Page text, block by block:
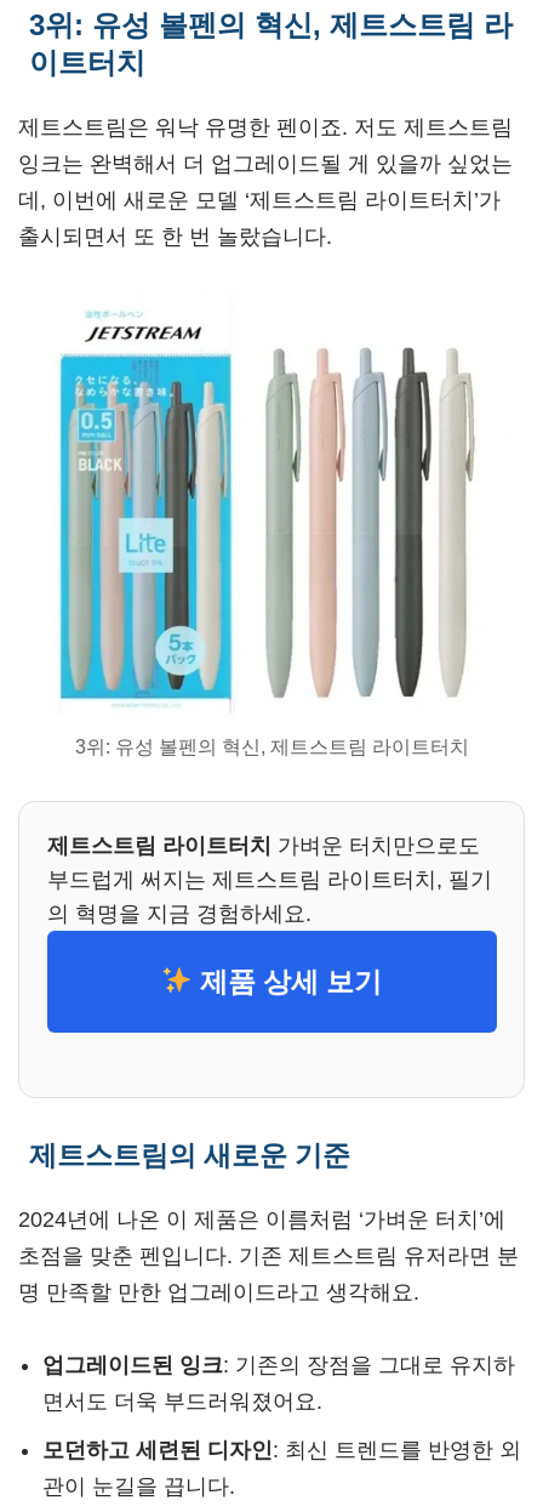
3위: 유성 볼펜의 혁신, 제트스트림 라
이트터치
제트스트림은 워낙 유명한 펜이죠. 저도 제트스트림
잉크는 완벽해서 더 업그레이드될 게 있을까 싶었는
데, 이번에 새로운 모델 ‘제트스트림 라이트터치’가
출시되면서 또 한 번 놀랐습니다.
3위: 유성 볼펜의 혁신, 제트스트림 라이트터치
제트스트림 라이트터치 가벼운 터치만으로도
부드럽게 써지는 제트스트림 라이트터치, 필기
의 혁명을 지금 경험하세요.
제품 상세 보기
제트스트림의 새로운 기준
2024년에 나온 이 제품은 이름처럼 ‘가벼운 터치’에
초점을 맞춘 펜입니다. 기존 제트스트림 유저라면 분
명 만족할 만한 업그레이드라고 생각해요.
업그레이드된 잉크: 기존의 장점을 그대로 유지하
면서도 더욱 부드러워졌어요.
모던하고 세련된 디자인: 최신 트렌드를 반영한 외
관이 눈길을 끕니다.